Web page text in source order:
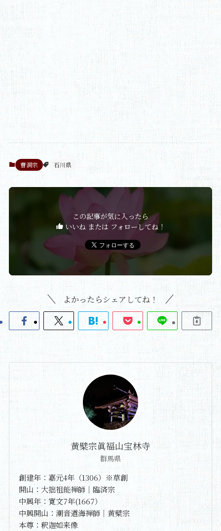
曹洞宗 石川県
この記事が気に入ったら
いいね または フォローしてね！
よかったらシェアしてね！
黄檗宗眞福山宝林寺
群馬県
創建年：嘉元4年（1306）※草創
開山：大拙祖能禅師｜臨済宗
中興年：寛文7年(1667）
中興開山：潮音道海禅師｜黄檗宗
本尊：釈迦如来像